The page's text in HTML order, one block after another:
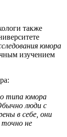
также
юмора
изучением
типа юмора
люди с
в себе, они
точно не